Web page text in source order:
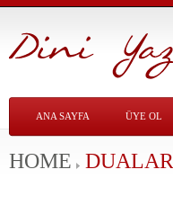
ANA SAYFA ÜYE OL
HOME DUALAR